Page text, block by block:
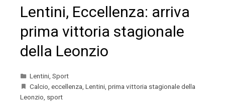
Lentini, Eccellenza: arriva
prima vittoria stagionale
della Leonzio
Lentini Sport
Calcio eccellenza Lentini prima vittoria stagionale della
Leonzio sport